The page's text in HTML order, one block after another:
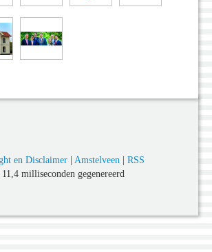
en Disclaimer| Amstelveen| RSS
milliseconden gegenereerd